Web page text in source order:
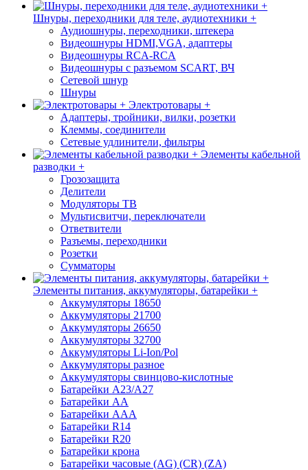
Шнуры, переходники для теле, аудиотехники +
Аудиошнуры, переходники, штекера
Видеошнуры HDMI,VGA, адаптеры
Видеошнуры RCA-RCA
Видеошнуры с разъемом SCART, ВЧ
Сетевой шнур
Шнуры
Электротовары +
Адаптеры, тройники, вилки, розетки
Клеммы, соединители
Сетевые удлинители, фильтры
Элементы кабельной
разводки +
Грозозащита
Делители
Модуляторы ТВ
Мультисвитчи, переключатели
Ответвители
Разъемы, переходники
Розетки
Сумматоры
Элементы питания, аккумуляторы, батарейки +
Аккумуляторы 18650
Аккумуляторы 21700
Аккумуляторы 26650
Аккумуляторы 32700
Аккумуляторы Li-Ion/Pol
Аккумуляторы разное
Аккумуляторы свинцово-кислотные
Батарейки A23/A27
Батарейки AA
Батарейки AAA
Батарейки R14
Батарейки R20
Батарейки крона
Батарейки часовые (AG) (CR) (ZA)